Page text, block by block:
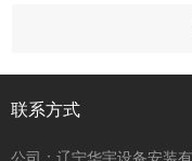
联系方式